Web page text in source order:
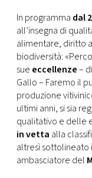
In programma dal
all’insegna di
alimentare, diritto
biodiversità:
sue eccellenze–
Gallo – Faremo il
produzione
ultimi anni, si sia
qualitativo e delle
in vetta alla
altresì
ambasciatore del